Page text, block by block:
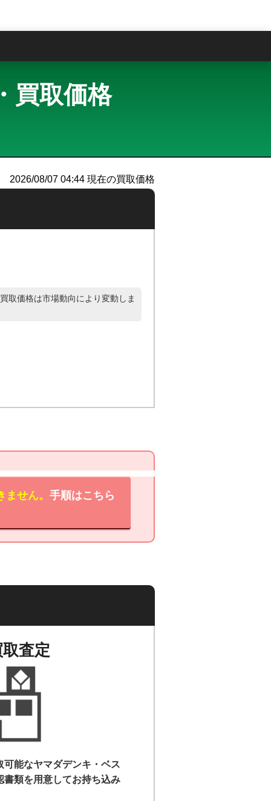
買取価格
2026/08/07 04:44 現在の買取価格
取価格は市場動向により変動しま
せん。 手順はこちら
査定
能なヤマダデンキ・ベス
書類を用意してお持ち込み